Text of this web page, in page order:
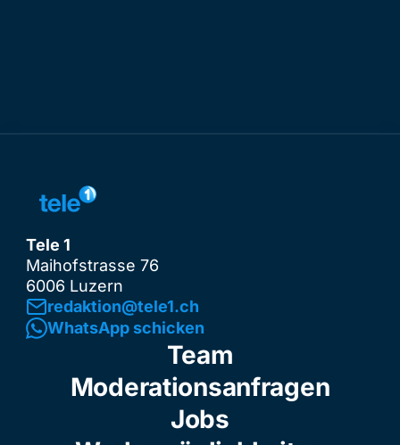
Tele 1
Maihofstrasse 76
6006 Luzern
redaktion@tele1.ch
WhatsApp schicken
Team
Moderationsanfragen
Jobs